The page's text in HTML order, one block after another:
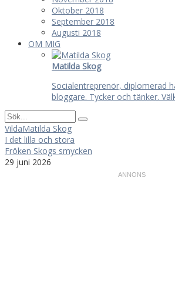
Oktober 2018
September 2018
Augusti 2018
OM MIG
Matilda Skog
Socialentreprenör, diplomerad
bloggare. Tycker och tänker.
VildaMatilda Skog
I det lilla och stora
Fröken Skogs smycken
29 juni 2026